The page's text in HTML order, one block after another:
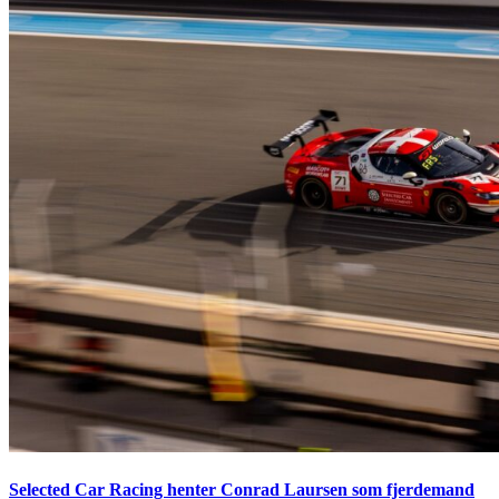
Selected Car Racing henter Conrad Laursen som fjerdemand